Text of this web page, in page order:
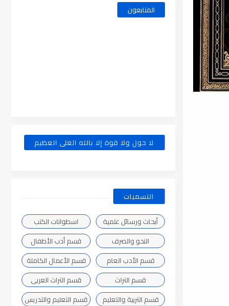
المتابعون
لا حول ولا قوة إلا بالله العلى العظيم
التسميات
أبحاث ورسائل علمية
اسطوانات الكتب
النحو والصرف
قسم أدب الأطفال
قسم الأدب العام
قسم الأعمال الكاملة
قسم التراث
قسم التراث العربى
قسم التربية والتعليم
قسم التعليم والتدريس